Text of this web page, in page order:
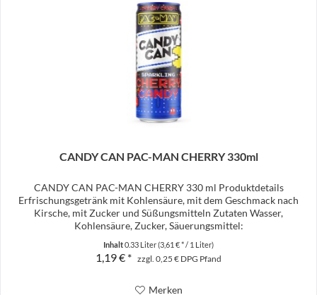
CANDY CAN PAC-MAN CHERRY 330ml
CANDY CAN PAC-MAN CHERRY 330 ml Produktdetails
Erfrischungsgetränk mit Kohlensäure, mit dem Geschmack nach
Kirsche, mit Zucker und Süßungsmitteln Zutaten Wasser,
Kohlensäure, Zucker, Säuerungsmittel:
Inhalt0.33 Liter(3,61 € * / 1 Liter)
1,19 € * zzgl. 0,25 € DPG Pfand
Merken